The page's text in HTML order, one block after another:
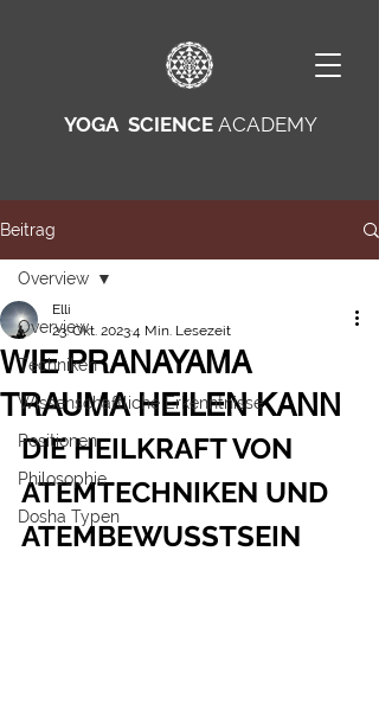
YOGA SCIENCE ACADEMY
Beitrag
Overview
Techniken
Wissenschaftliche Erkenntnisse
Positionen
Philosophie
Dosha Typen
Overview
WIE PRANAYAMA
TRAUMA HEILEN KANN
Elli
23. Okt. 20234 Min. Lesezeit
DIE HEILKRAFT VON
ATEMTECHNIKEN UND
ATEMBEWUSSTSEIN